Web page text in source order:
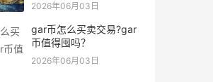
2026年06月03日
gar币怎么买卖交易?gar
币值得囤吗？
2026年06月03日